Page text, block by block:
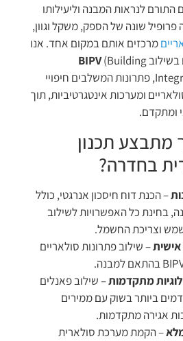
התורם לנראות המבנה וליעילותו
שונה של הספק, משקל וגוון,
מרכזים אותם במקום אחד. אנו
BIPV(Building
Integrated Photovoltaics), פתרונות המשלבים חיפויי
ומערכות אינטגרטיביות, תוך
ומתקדם.
מתבצע תכנון
בחדרה?
– הכנת דוח חיסכון אנרגטי, כולל
בחינת כל האפשרויות לשילוב
וצריכת החשמל.
– שילוב פתרונות סולאריים
מתקדמות– שילוב פאנלים
ביותר בשוק עם ממירים
אגירה מתקדמות.
– הקמת מערכת סולארית